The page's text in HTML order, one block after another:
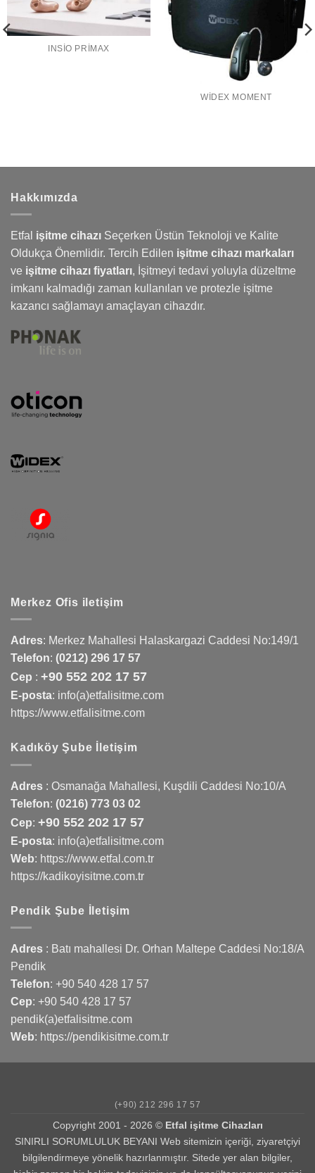
INSIO PRIMAX
WIDEX MOMENT
Hakkımızda
Etfal işitme cihazı Seçerken Üstün Teknoloji ve Kalite
Oldukça Önemlidir. Tercih Edilen işitme cihazı markaları
ve işitme cihazı fiyatları, İşitmeyi tedavi yoluyla düzeltme
imkanı kalmadığı zaman kullanılan ve protezle işitme
kazancı sağlamayı amaçlayan cihazdır.
Merkez Ofis iletişim
Adres: Merkez Mahallesi Halaskargazi Caddesi No:149/1
Telefon: (0212) 296 17 57
Cep : +90 552 202 17 57
E-posta: info(a)etfalisitme.com
https://www.etfalisitme.com
Kadıköy Şube İletişim
Adres : Osmanağa Mahallesi, Kuşdili Caddesi No:10/A
Telefon: (0216) 773 03 02
Cep: +90 552 202 17 57
E-posta: info(a)etfalisitme.com
Web: https://www.etfal.com.tr
https://kadikoyisitme.com.tr
Pendik Şube İletişim
Adres : Batı mahallesi Dr. Orhan Maltepe Caddesi No:18/A
Pendik
Telefon: +90 540 428 17 57
Cep: +90 540 428 17 57
pendik(a)etfalisitme.com
Web: https://pendikisitme.com.tr
(+90) 212 296 17 57
Copyright 2001 - 2026 © Etfal işitme Cihazları
SINIRLI SORUMLULUK BEYANI Web sitemizin içeriği, ziyaretçiyi
bilgilendirmeye yönelik hazırlanmıştır. Sitede yer alan bilgiler,